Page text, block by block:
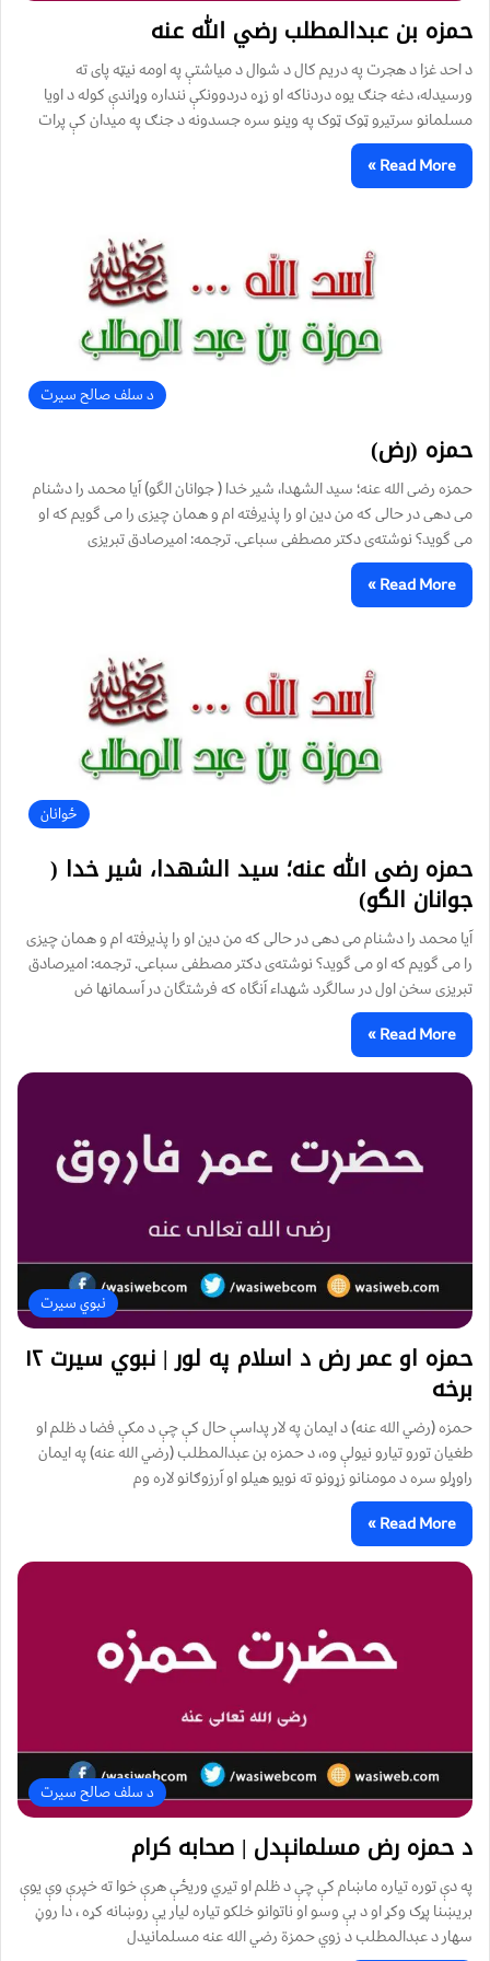
حمزه بن عبدالمطلب رضي الله عنه
د احد غزا د هجرت په دريم کال د شوال د مياشتې په اومه نيټه پاى ته
ورسيدله، دغه جنګ يوه دردناکه او زړه دردوونکې ننداره وړاندې کوله د اويا
مسلمانو سرتيرو ټوک ټوک په وينو سره جسدونه د جنګ په ميدان کې پرات
Read More »
د سلف صالح سیرت
حمزه (رض)
حمزه رضی الله عنه؛ سید الشهدا، شیر خدا ( جوانان الگو) آیا محمد را دشنام
می دهی در حالی که من دین او را پذیرفته ام و همان چیزی را می گویم که او
می گوید؟ نوشته‌ی دکتر مصطفی سباعی. ترجمه: امیرصادق تبریزی
Read More »
ځوانان
حمزه رضی الله عنه؛ سید الشهدا، شیر خدا (
جوانان الگو)
آیا محمد را دشنام می دهی در حالی که من دین او را پذیرفته ام و همان چیزی
را می گویم که او می گوید؟ نوشته‌ی دکتر مصطفی سباعی. ترجمه: امیرصادق
تبریزی سخن اول در سالگرد شهداء آنگاه که فرشتگان در آسمانها ض
Read More »
نبوي سیرت
حمزه او عمر رض د اسلام په لور | نبوي سیرت ۱۲
برخه
حمزه (رضي الله عنه) د ايمان په لار پداسې حال كې چې د مكې فضا د ظلم او
طغيان تورو تيارو نيولې وه، د حمزه بن عبدالمطلب (رضي الله عنه) په ايمان
راوړلو سره د مومنانو زړونو ته نويو هيلو او آرزوګانو لاره وم
Read More »
د سلف صالح سیرت
د حمزه رض مسلمانېدل | صحابه کرام
په دې توره تیاره ماښام کې چې د ظلم او تیري وریځې هرې خوا ته خپرې وې یوې
بریښنا پړک وکړ او د بې وسو او ناتوانو خلکو تیاره لیار یې روښانه کړه ، دا روڼ
سهار د عبدالمطلب د زوي حمزة رضي الله عنه مسلمانیدل